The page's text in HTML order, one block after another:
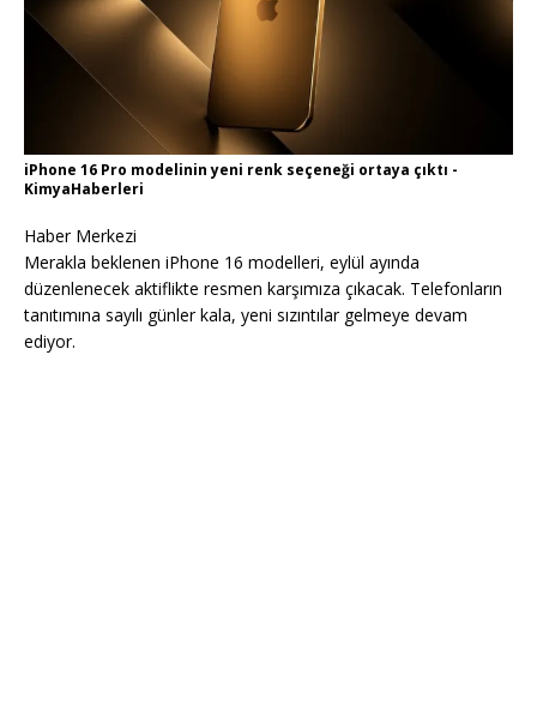
iPhone 16 Pro modelinin yeni renk seçeneği ortaya çıktı -
KimyaHaberleri
Haber Merkezi
Merakla beklenen iPhone 16 modelleri, eylül ayında
düzenlenecek aktiflikte resmen karşımıza çıkacak. Telefonların
tanıtımına sayılı günler kala, yeni sızıntılar gelmeye devam
ediyor.